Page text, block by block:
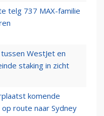
telg 737 MAX-familie
WestJet en
staking in zicht
komende
route naar Sydney